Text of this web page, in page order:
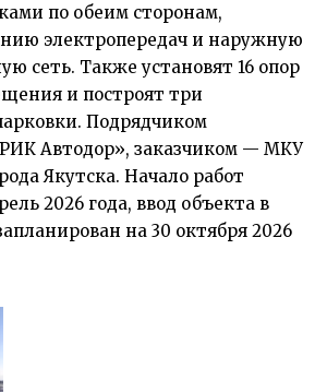
по обеим сторонам,
электропередач и наружную
сеть. Также установят 16 опор
и построят три
Подрядчиком
Автодор», заказчиком — МКУ
Якутска. Начало работ
2026 года, ввод объекта в
на 30 октября 2026